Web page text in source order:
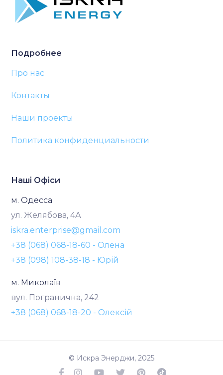
Подробнее
Про нас
Контакты
Наши проекты
Политика конфиденциальности
Наші Офіси
м. Одесса
ул. Желябова, 4А
iskra.enterprise@gmail.com
+38 (068) 068-18-60 - Олена
+38 (098) 108-38-18 - Юрій
м. Миколаїв
вул. Погранична, 242
+38 (068) 068-18-20 - Олексій
© Искра Энерджи, 2025